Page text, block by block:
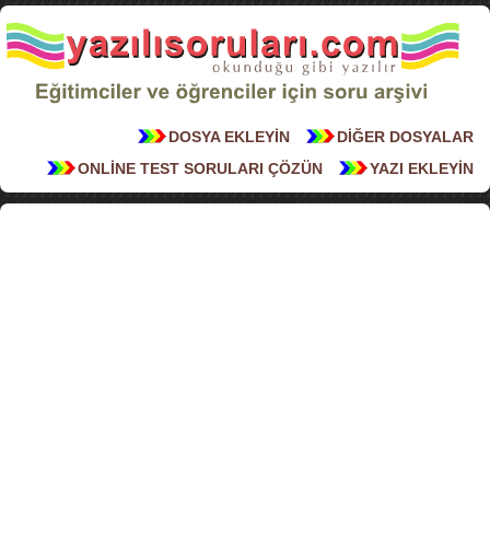
DİĞER DOSYALAR
DOSYA EKLEYİN
YAZI EKLEYİN
ONLİNE TEST SORULARI ÇÖZÜN